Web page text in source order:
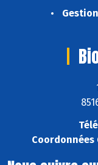
Coordonnées